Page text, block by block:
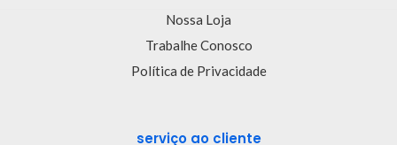
Nossa Loja
Trabalhe Conosco
Política de Privacidade
serviço ao cliente